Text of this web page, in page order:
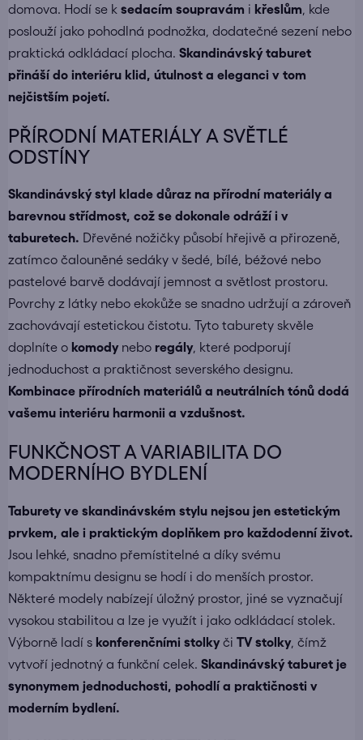
domova. Hodí se k sedacím soupravám i křeslům , kde
poslouží jako pohodlná podnožka, dodatečné sezení nebo
praktická odkládací plocha. Skandinávský taburet
přináší do interiéru klid, útulnost a eleganci v tom
nejčistším pojetí.
PŘÍRODNÍ MATERIÁLY A SVĚTLÉ
ODSTÍNY
Skandinávský styl klade důraz na přírodní materiály a
barevnou střídmost, což se dokonale odráží i v
taburetech. Dřevěné nožičky působí hřejivě a přirozeně,
zatímco čalouněné sedáky v šedé, bílé, béžové nebo
pastelové barvě dodávají jemnost a světlost prostoru.
Povrchy z látky nebo ekokůže se snadno udržují a zároveň
zachovávají estetickou čistotu. Tyto taburety skvěle
doplníte o komodynebo regály, které podporují
jednoduchost a praktičnost severského designu.
Kombinace přírodních materiálů a neutrálních tónů dodá
vašemu interiéru harmonii a vzdušnost.
FUNKČNOST A VARIABILITA DO
MODERNÍHO BYDLENÍ
Taburety ve skandinávském stylu nejsou jen estetickým
prvkem, ale i praktickým doplňkem pro každodenní život.
Jsou lehké, snadno přemístitelné a díky svému
kompaktnímu designu se hodí i do menších prostor.
Některé modely nabízejí úložný prostor, jiné se vyznačují
vysokou stabilitou a lze je využít i jako odkládací stolek.
Výborně ladí s konferenčními stolkyči TV stolky, čímž
vytvoří jednotný a funkční celek. Skandinávský taburet je
synonymem jednoduchosti, pohodlí a praktičnosti v
moderním bydlení.